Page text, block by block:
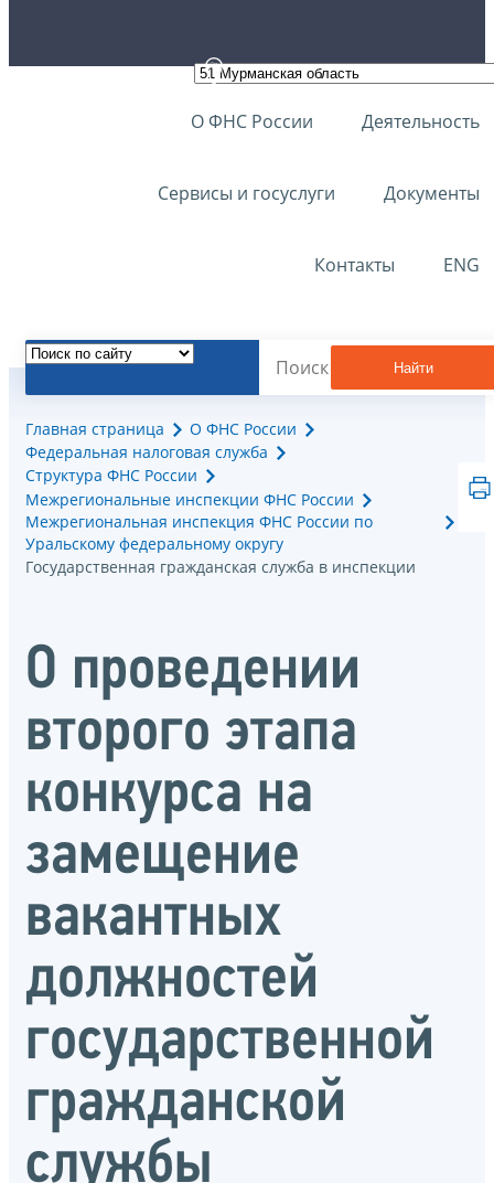
О ФНС России Деятельность
Сервисы и госуслуги Документы
Контакты ENG
Найти
Главная страница
О ФНС России
Федеральная налоговая служба
Структура ФНС России
Межрегиональные инспекции ФНС России
Межрегиональная инспекция ФНС России по
Уральскому федеральному округу
Государственная гражданская служба в инспекции
О проведении
второго этапа
конкурса на
замещение
вакантных
должностей
государственной
гражданской
службы